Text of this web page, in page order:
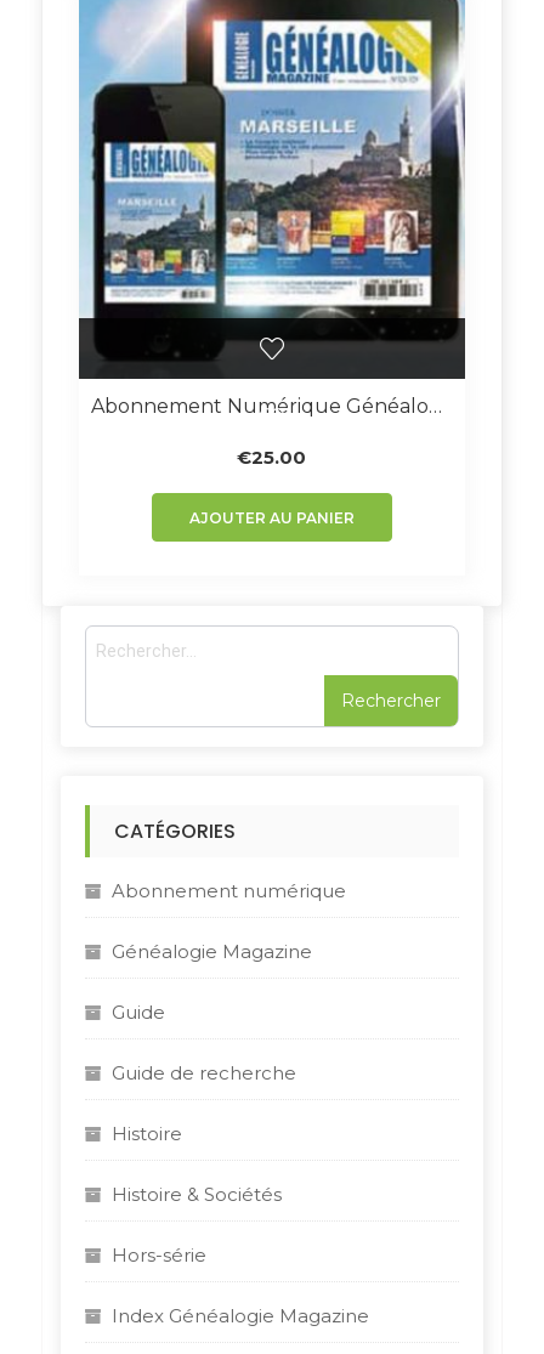
Abonnement Numérique Généalogie Magazine
€25.00
AJOUTER AU PANIER
R
:
CATÉGORIES
Abonnement numérique
Généalogie Magazine
Guide
Guide de recherche
Histoire
Histoire & Sociétés
Hors-série
Index Généalogie Magazine